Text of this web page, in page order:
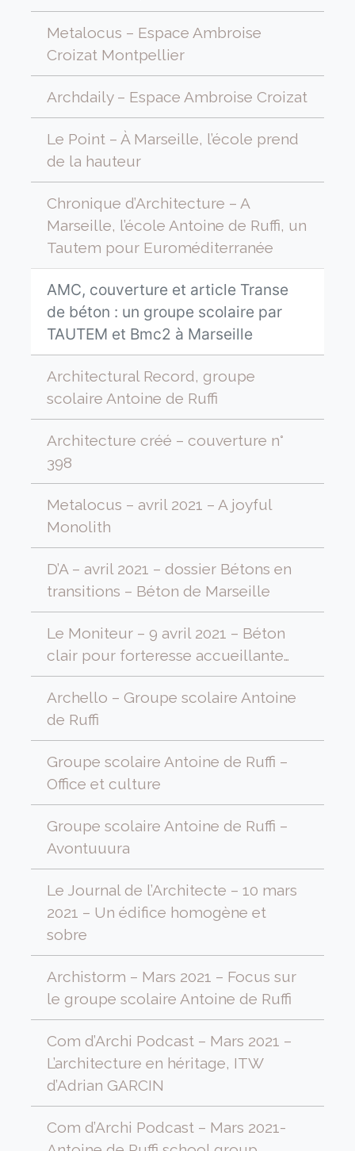
Metalocus – Espace Ambroise
Croizat Montpellier
Archdaily – Espace Ambroise Croizat
Le Point – À Marseille, l’école prend
de la hauteur
Chronique d’Architecture – A
Marseille, l’école Antoine de Ruffi, un
Tautem pour Euroméditerranée
AMC, couverture et article Transe
de béton : un groupe scolaire par
TAUTEM et Bmc2 à Marseille
Architectural Record, groupe
scolaire Antoine de Ruffi
Architecture créé – couverture n°
398
Metalocus – avril 2021 – A joyful
Monolith
D’A – avril 2021 – dossier Bétons en
transitions – Béton de Marseille
Le Moniteur – 9 avril 2021 – Béton
clair pour forteresse accueillante…
Archello – Groupe scolaire Antoine
de Ruffi
Groupe scolaire Antoine de Ruffi –
Office et culture
Groupe scolaire Antoine de Ruffi –
Avontuuura
Le Journal de l’Architecte – 10 mars
2021 – Un édifice homogène et
sobre
Archistorm – Mars 2021 – Focus sur
le groupe scolaire Antoine de Ruffi
Com d’Archi Podcast – Mars 2021 –
L’architecture en héritage, ITW
d’Adrian GARCIN
Com d’Archi Podcast – Mars 2021-